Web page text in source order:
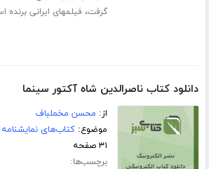
گرفت، فیلمهای ایرانی برنده
دانلود کتاب ناصرالدین شاه آكتور سینما
از: محسن مخملباف
موضوع:کتاب‌های نمایشنامه
۳۱ صفحه
برچسب‌ها: